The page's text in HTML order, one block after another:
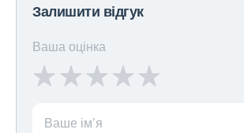
Залишити відгук
Ваша оцінка
Ваше ім’я